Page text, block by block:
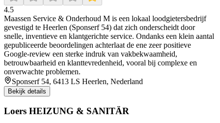
4.5
Maassen Service & Onderhoud M is een lokaal loodgietersbedrijf
gevestigd te Heerlen (Sponserf 54) dat zich onderscheidt door
snelle, inventieve en klantgerichte service. Ondanks een klein aantal
gepubliceerde beoordelingen achterlaat de ene zeer positieve
Google-review een sterke indruk van vakbekwaamheid,
betrouwbaarheid en klanttevredenheid, vooral bij complexe en
onverwachte problemen.
Sponserf 54, 6413 LS Heerlen, Nederland
Bekijk details
Loers HEIZUNG & SANITÄR